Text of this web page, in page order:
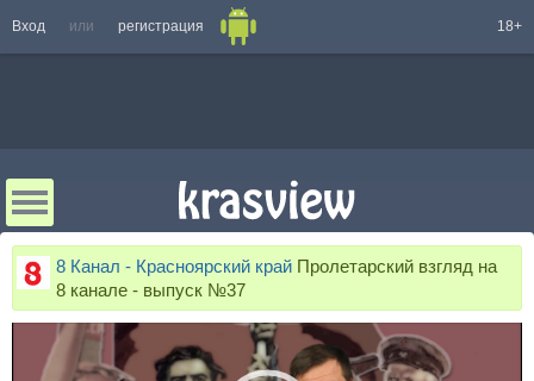
Вход или регистрация 18+
8 Канал - Красноярский край Пролетарский взгляд на
8 канале - выпуск №37